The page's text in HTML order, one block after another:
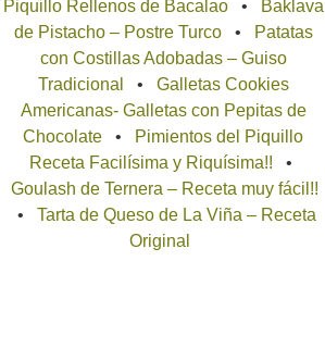
Piquillo Rellenos de Bacalao
Baklava
de Pistacho – Postre Turco
Patatas
con Costillas Adobadas – Guiso
Tradicional
Galletas Cookies
Americanas- Galletas con Pepitas de
Chocolate
Pimientos del Piquillo
Receta Facilísima y Riquísima!!
Goulash de Ternera – Receta muy fácil!!
Tarta de Queso de La Viña – Receta
Original